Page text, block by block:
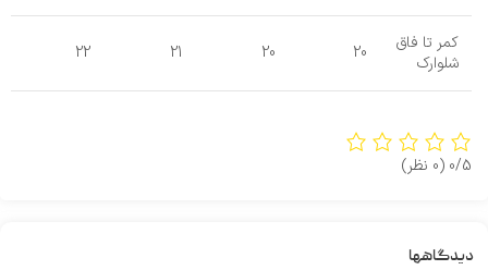
کمر تا فاق
شلوارک
20
20
21
22
0/5 (0 نظر)
دیدگاهها